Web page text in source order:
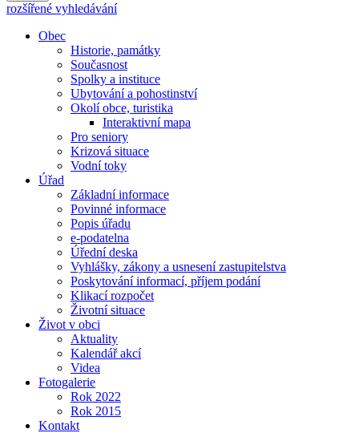
rozšířené vyhledávání
Obec
Historie, památky
Současnost
Spolky a instituce
Ubytování a pohostinství
Okolí obce, turistika
Interaktivní mapa
Pro seniory
Krizová situace
Vodní toky
Úřad
Základní informace
Povinné informace
Popis úřadu
e-podatelna
Úřední deska
Vyhlášky, zákony a usnesení zastupitelstva
Poskytování informací, příjem podání
Klikací rozpočet
Životní situace
Život v obci
Aktuality
Kalendář akcí
Videa
Fotogalerie
Rok 2022
Rok 2015
Kontakt